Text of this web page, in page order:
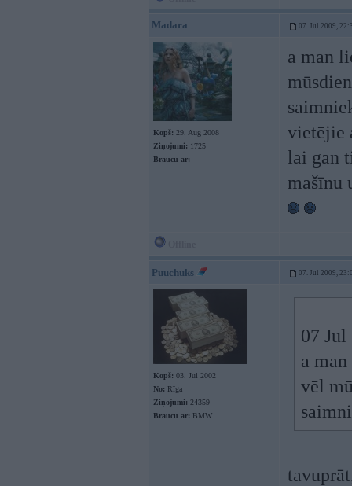
Madara 07. Jul 2009,
Kopš: 29. Aug 2008
Ziņojumi: 1725
Braucu ar:
a man
vietējie
lai gan
mašīnu
Puuchuks 07. Jul 2009,
Kopš: 03. Jul 2002
No: Rīga
Ziņojumi: 24359
Braucu ar: BMW
07
a
vēl